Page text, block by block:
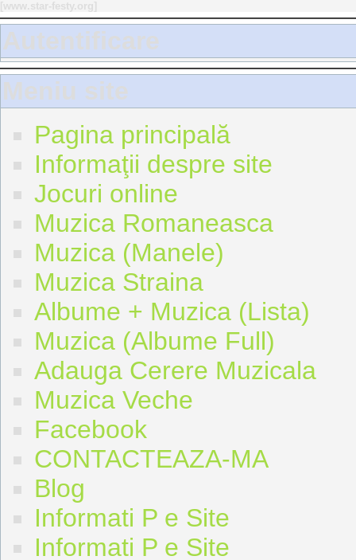
Autentificare
Meniu site
Pagina principală
Informaţii despre site
Jocuri online
Muzica Romaneasca
Muzica (Manele)
Muzica Straina
Albume + Muzica (Lista)
Muzica (Albume Full)
Adauga Cerere Muzicala
Muzica Veche
Facebook
CONTACTEAZA-MA
Blog
Informati P e Site
Informati P e Site